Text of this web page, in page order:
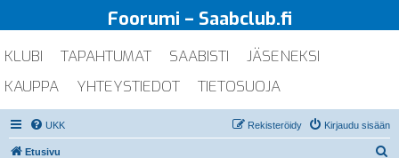
Foorumi – Saabclub.fi
KLUBI TAPAHTUMAT SAABISTI
JÄSENEKSI
KAUPPA
YHTEYSTIEDOT TIETOSUOJA
UKK Kirjaudu sisään
Rekisteröidy
Etusivu